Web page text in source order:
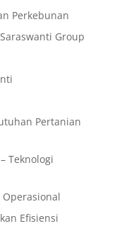
Perkebunan
Group
Pertanian
Teknologi
Operasional
Efisiensi